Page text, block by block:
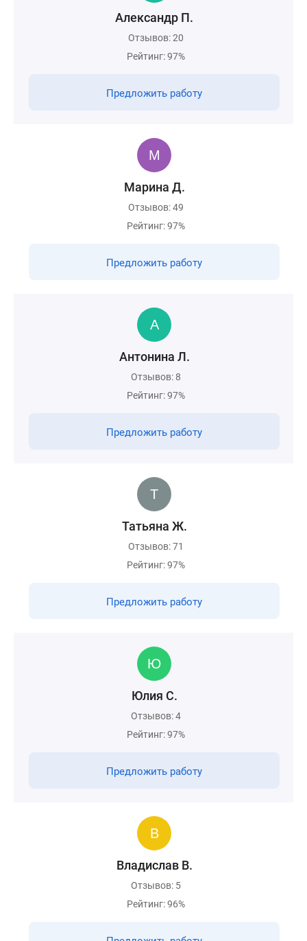
Александр П.
Отзывов: 20
Рейтинг: 97%
Предложить работу
Марина Д.
Отзывов: 49
Рейтинг: 97%
Предложить работу
Антонина Л.
Отзывов: 8
Рейтинг: 97%
Предложить работу
Татьяна Ж.
Отзывов: 71
Рейтинг: 97%
Предложить работу
Юлия С.
Отзывов: 4
Рейтинг: 97%
Предложить работу
Владислав В.
Отзывов: 5
Рейтинг: 96%